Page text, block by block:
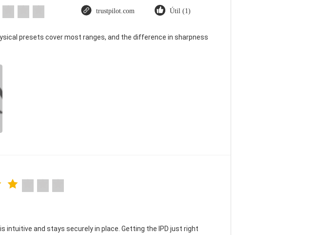
trustpilot.com Útil (1)
presets cover most ranges, and the difference in sharpness
intuitive and stays securely in place. Getting the IPD just right